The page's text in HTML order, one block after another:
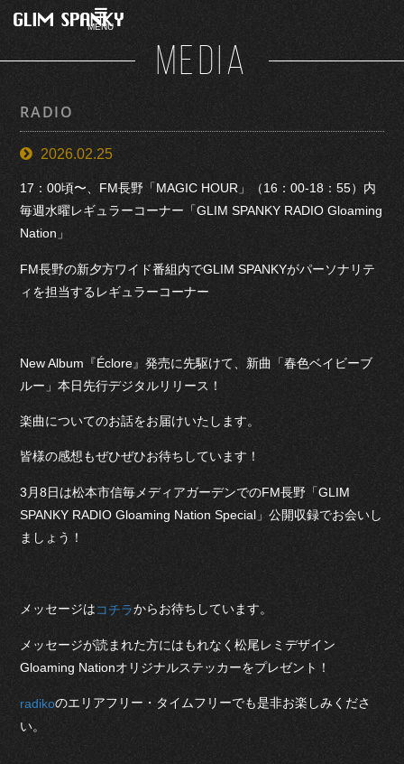
MENU
MEDIA
RADIO
2026.02.25
17：00頃〜、FM長野「MAGIC HOUR」（16：00-18：55）内
毎週水曜レギュラーコーナー「GLIM SPANKY RADIO Gloaming
Nation」
FM長野の新夕方ワイド番組内でGLIM SPANKYがパーソナリテ
ィを担当するレギュラーコーナー
New Album『Éclore』発売に先駆けて、新曲「春色ベイビーブ
ルー」本日先行デジタルリリース！
楽曲についてのお話をお届けいたします。
皆様の感想もぜひぜひお待ちしています！
3月8日は松本市信毎メディアガーデンでのFM長野「GLIM
SPANKY RADIO Gloaming Nation Special」公開収録でお会いし
ましょう！
メッセージはコチラからお待ちしています。
メッセージが読まれた方にはもれなく松尾レミデザイン
Gloaming Nationオリジナルステッカーをプレゼント！
radikoのエリアフリー・タイムフリーでも是非お楽しみくださ
い。